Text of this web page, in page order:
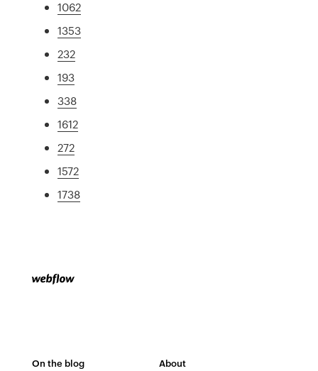
1062
1353
232
193
338
1612
272
1572
1738
On the blog About